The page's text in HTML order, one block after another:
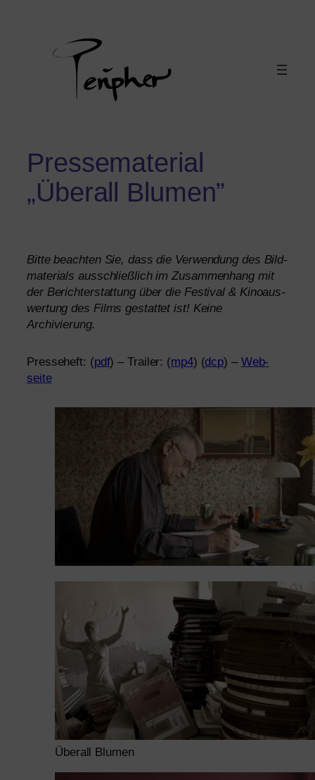
Pressematerial
„Überall Blumen”
Bitte beach­ten Sie, dass die Ver­wen­dung des Bild­
ma­te­ri­als aus­schließ­lich im Zusam­men­hang mit
der Bericht­erstat­tung über die Fes­ti­val & Kino­aus­
wer­tung des Films gestat­tet ist! Keine
Archivierung.
Presseheft: (pdf) – Trai­ler: (mp4) (dcp) – Web­
seite
Überall Blumen